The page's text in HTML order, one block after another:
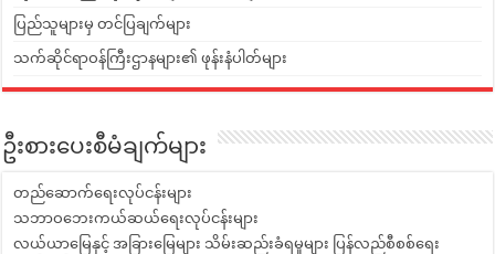
ပြည်သူများမှ တင်ပြချက်များ
သက်ဆိုင်ရာဝန်ကြီးဌာနများ၏ ဖုန်းနံပါတ်များ
ဦးစားပေးစီမံချက်များ
တည်ဆောက်ရေးလုပ်ငန်းများ
သဘာဝဘေးကယ်ဆယ်ရေးလုပ်ငန်းများ
လယ်ယာမြေနှင့် အခြားမြေများ သိမ်းဆည်းခံရမှုများ ပြန်လည်စီစစ်ရေး